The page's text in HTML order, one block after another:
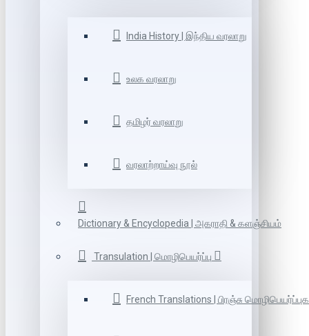
India History | இந்திய வரலாறு
உலக வரலாறு
தமிழர் வரலாறு
வரலாற்றாய்வு நூல்
Dictionary & Encyclopedia | அகராதி & களஞ்சியம்
Transulation | மொழிபெயர்ப்பு
French Translations | பிரஞ்சு